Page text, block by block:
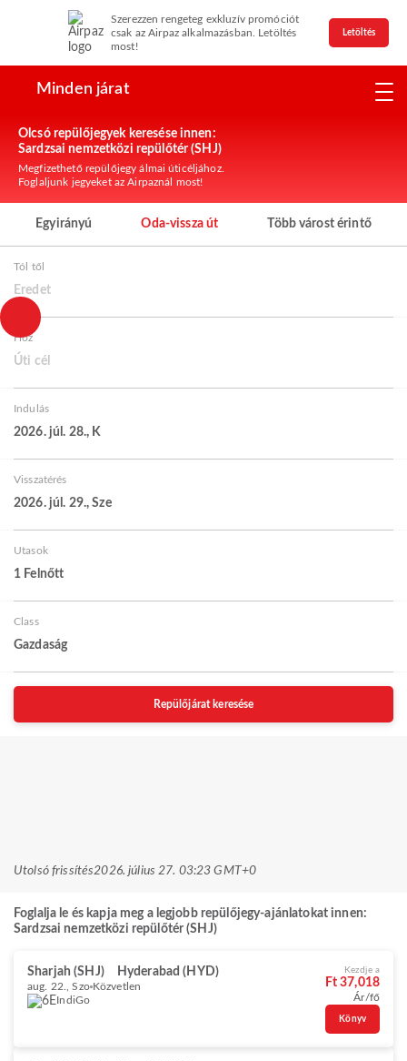
Szerezzen rengeteg exkluzív promóciót
csak az Airpaz alkalmazásban. Letöltés
most!
Letöltés
Minden járat
Olcsó repülőjegyek keresése innen:
Sardzsai nemzetközi repülőtér (SHJ)
Megfizethető repülőjegy álmai úticéljához.
Foglaljunk jegyeket az Airpaznál most!
Egyirányú Oda-vissza út Több várost érintő
Tól től
Eredet
Hoz
Úti cél
Indulás
2026. júl. 28., K
Visszatérés
2026. júl. 29., Sze
Utasok
1 Felnőtt
Class
Gazdaság
Repülőjárat keresése
Utolsó frissítés2026. július 27. 03:23 GMT+0
Foglalja le és kapja meg a legjobb repülőjegy-ajánlatokat innen:
Sardzsai nemzetközi repülőtér (SHJ)
Sharjah (SHJ) Hyderabad (HYD)
aug. 22., Szo Közvetlen
IndiGo
Kezdje a
Ft 37,018
Ár/fő
Könyv